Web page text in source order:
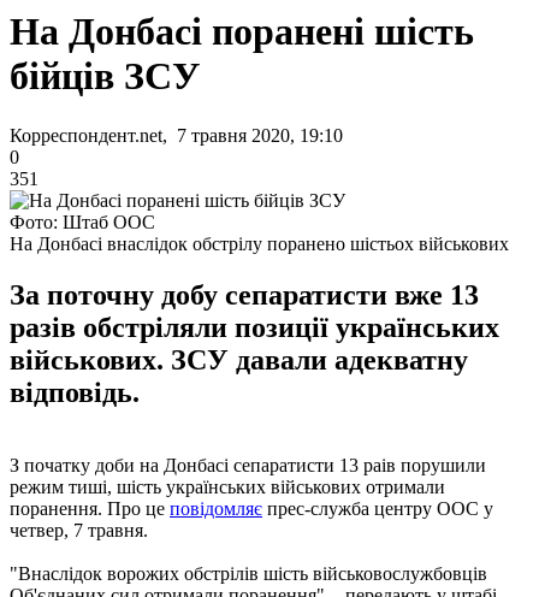
На Донбасі поранені шість
бійців ЗСУ
Корреспондент.net, 7 травня 2020, 19:10
0
351
Фото: Штаб ООС
На Донбасі внаслідок обстрілу поранено шістьох військових
За поточну добу сепаратисти вже 13
разів обстріляли позиції українських
військових. ЗСУ давали адекватну
відповідь.
З початку доби на Донбасі сепаратисти 13 раів порушили
режим тиші, шість українських військових отримали
поранення. Про це повідомляє прес-служба центру ООС у
четвер, 7 травня.
"Внаслідок ворожих обстрілів шість військовослужбовців